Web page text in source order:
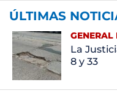
ÚLTIMAS
GENERAL
La
8 y 33